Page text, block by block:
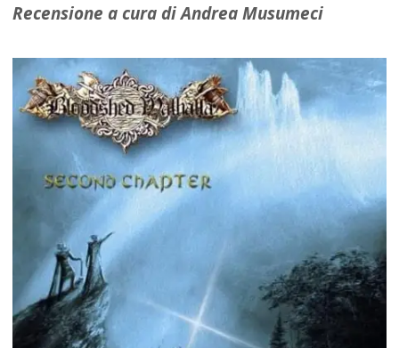
Recensione a cura di Andrea Musumeci